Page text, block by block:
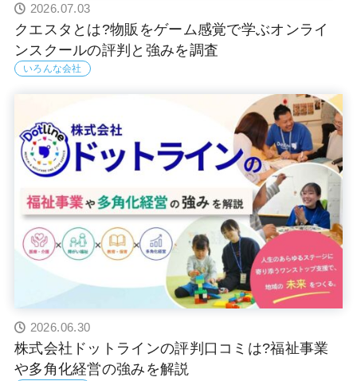
2026.07.03
クエスタとは?物販をゲーム感覚で学ぶオンライ
ンスクールの評判と強みを調査
いろんな会社
2026.06.30
株式会社ドットラインの評判口コミは?福祉事業
や多角化経営の強みを解説